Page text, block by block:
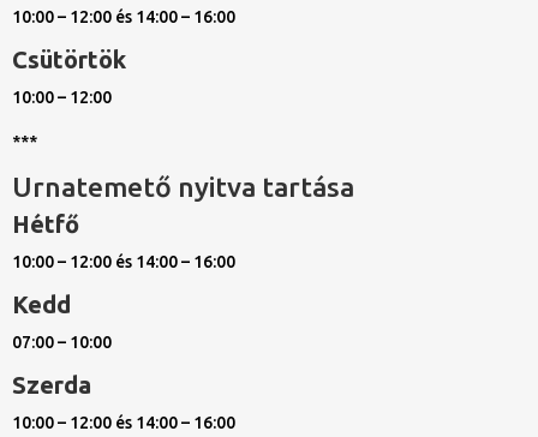
10:00 – 12:00 és 14:00 – 16:00
Csütörtök
10:00 – 12:00
***
Urnatemető nyitva tartása
Hétfő
10:00 – 12:00 és 14:00 – 16:00
Kedd
07:00 – 10:00
Szerda
10:00 – 12:00 és 14:00 – 16:00